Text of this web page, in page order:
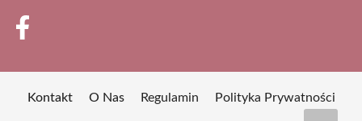
Kontakt O Nas Regulamin Polityka Prywatności